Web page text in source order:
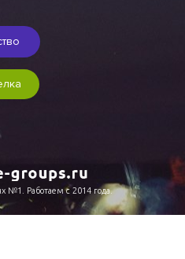
№1. Работаем с 2014 года.